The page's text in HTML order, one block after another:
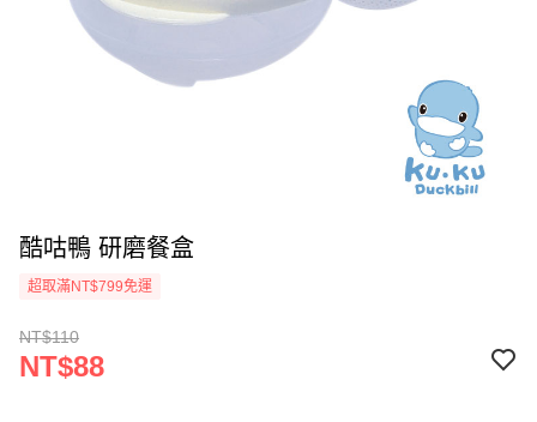
酷咕鴨 研磨餐盒
超取滿NT$799免運
NT$110
NT$88